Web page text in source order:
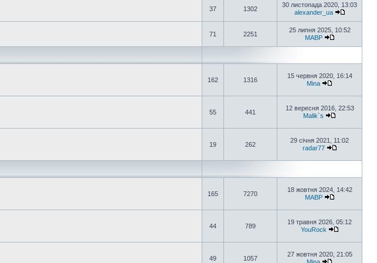
37 1302
30 листопада 2020, 13:03
alexander_ua
71 2251
25 липня 2025, 10:52
MABP
162 1316
15 червня 2020, 16:14
Mina
55 441
12 вересня 2016, 22:53
Malik`s
19 262
29 січня 2021, 11:02
radar77
165 7270
18 жовтня 2024, 14:42
MABP
44 789
19 травня 2026, 05:12
YouRock
49 1057
27 жовтня 2020, 21:05